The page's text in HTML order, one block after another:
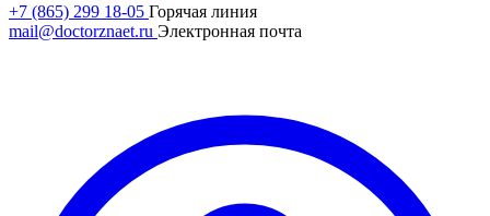
+7 (865) 299 18-05 Горячая линия
mail@doctorznaet.ru Электронная почта